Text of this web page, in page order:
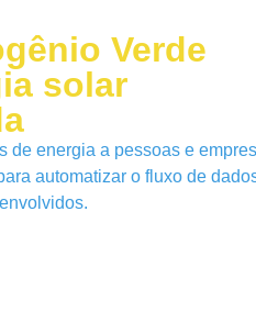
Verde
solar
energia a pessoas e
automatizar o fluxo de